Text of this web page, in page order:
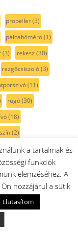
propeller(3)
pálcahőmérő(1)
(3) rekesz (30)
rezgőcsiszoló(3)
(11)
rugó(30)
(18)
(2)
rúdmixerszár(20)
(1)
(18) skil(8)
spray(1) stift
a tartalmak és
funkciók
elemzéséhez. A
hozzájárul a sütik
Elutasítom